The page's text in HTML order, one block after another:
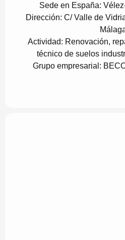
Sede en España:
Dirección: C/ Valle de
Actividad: Renovación,
técnico de suelos
Grupo empresarial: